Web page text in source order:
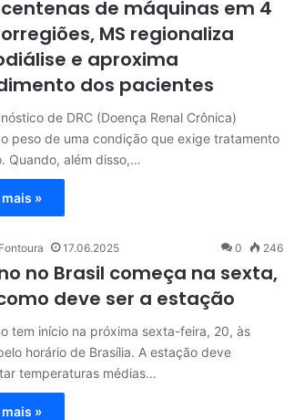
de máquinas em 4
MS regionaliza
e aproxima
dos pacientes
de DRC (Doença Renal Crônica)
peso de uma condição que exige tratamento
Quando, além disso,…
mais »
17.06.2025 0 246
no Brasil começa na sexta,
deve ser a estação
tem início na próxima sexta-feira, 20, às
horário de Brasília. A estação deve
temperaturas médias…
mais »